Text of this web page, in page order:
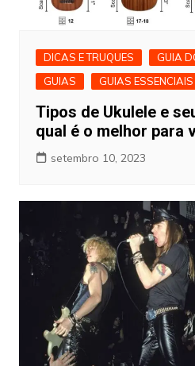
DICAS E TRUQUES
GUIA
GUIAS
GUIAS ESSENCIAIS
Tipos de Ukulele e
qual é o melhor para
setembro 10, 2023